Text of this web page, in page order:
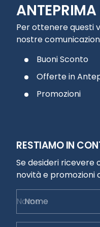
Per ottenere questi
nostre
Buoni Sconto
Offerte in
Promozioni
RESTIAMO IN
Se desideri ricevere
novità e promozioni
Nome